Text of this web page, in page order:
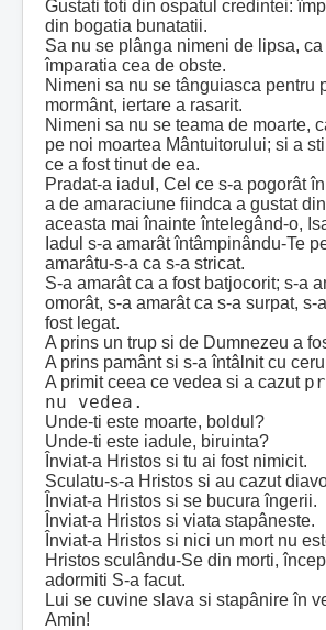
Gustati toti din ospatul credintei:
din bogatia bunatatii.
Sa nu se plânga nimeni de lipsa, ca
împaratia cea de obste.
Nimeni sa nu se tânguiasca pentru
mormânt, iertare a rasarit.
Nimeni sa nu se teama de moarte,
pe noi moartea Mântuitorului; si a
ce a fost tinut de ea.
Pradat-a iadul, Cel ce s-a pogorât
a de amaraciune fiindca a gustat
aceasta mai înainte întelegând-o,
Iadul s-a amarât întâmpinându-Te
amarâtu-s-a ca s-a stricat.
S-a amarât ca a fost batjocorit; s-a
omorât, s-a amarât ca s-a surpat, s-
fost legat.
A prins un trup si de Dumnezeu a
A prins pamânt si s-a întâlnit cu
A primit ceea ce vedea si a cazut
nu vedea.
Unde-ti este moarte, boldul?
Unde-ti este iadule, biruinta?
Înviat-a Hristos si tu ai fost nimicit.
Sculatu-s-a Hristos si au cazut
Înviat-a Hristos si se bucura îngerii.
Înviat-a Hristos si viata stapâneste.
Înviat-a Hristos si nici un mort nu
Hristos sculându-Se din morti,
adormiti S-a facut.
Lui se cuvine slava si stapânire în
Amin!